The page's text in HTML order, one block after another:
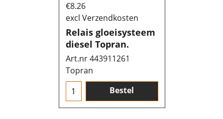
€8.26
excl Verzendkosten
Relais gloeisysteem
diesel Topran.
Art.nr 443911261
Topran
Bestel